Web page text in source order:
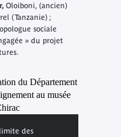
Oloiboni, (ancien)
(Tanzanie) ;
sociale
» du projet
du Département
au musée
des